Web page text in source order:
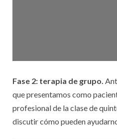
Fase 2: terapia de grupo.
que presentamos como
profesional de la clase de
discutir cómo pueden